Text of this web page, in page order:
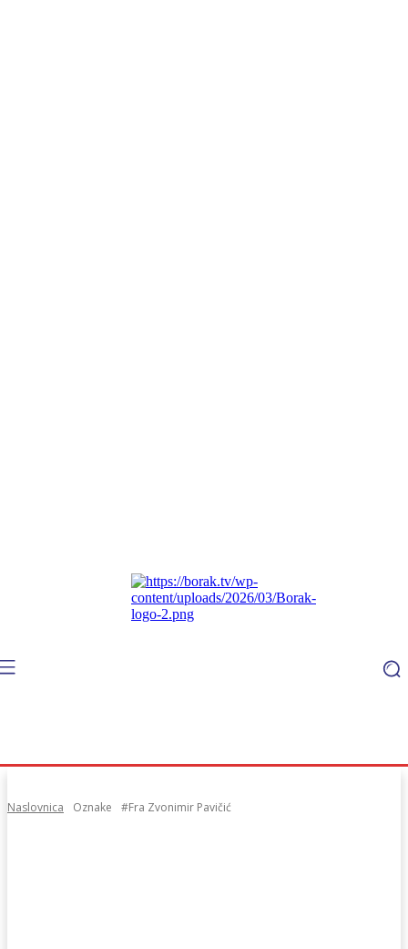
Naslovnica Oznake #Fra Zvonimir Pavičić